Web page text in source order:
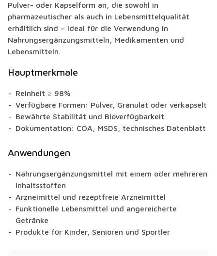
Pulver- oder Kapselform an, die sowohl in
pharmazeutischer als auch in Lebensmittelqualität
erhältlich sind – ideal für die Verwendung in
Nahrungsergänzungsmitteln, Medikamenten und
Lebensmitteln.
Hauptmerkmale
Reinheit ≥ 98%
Verfügbare Formen: Pulver, Granulat oder verkapselt
Bewährte Stabilität und Bioverfügbarkeit
Dokumentation: COA, MSDS, technisches Datenblatt
Anwendungen
Nahrungsergänzungsmittel mit einem oder mehreren
Inhaltsstoffen
Arzneimittel und rezeptfreie Arzneimittel
Funktionelle Lebensmittel und angereicherte
Getränke
Produkte für Kinder, Senioren und Sportler